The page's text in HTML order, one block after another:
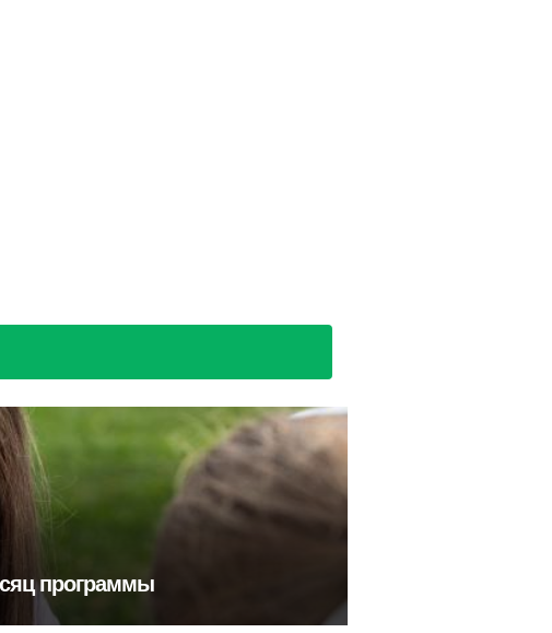
программы